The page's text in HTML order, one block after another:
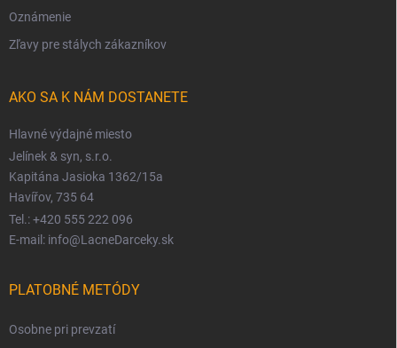
Oznámenie
Zľavy pre stálych zákazníkov
AKO SA K NÁM DOSTANETE
Hlavné výdajné miesto
Jelínek & syn, s.r.o.
Kapitána Jasioka 1362/15a
Havířov, 735 64
Tel.: +420 555 222 096
E-mail: info@LacneDarceky.sk
PLATOBNÉ METÓDY
Osobne pri prevzatí